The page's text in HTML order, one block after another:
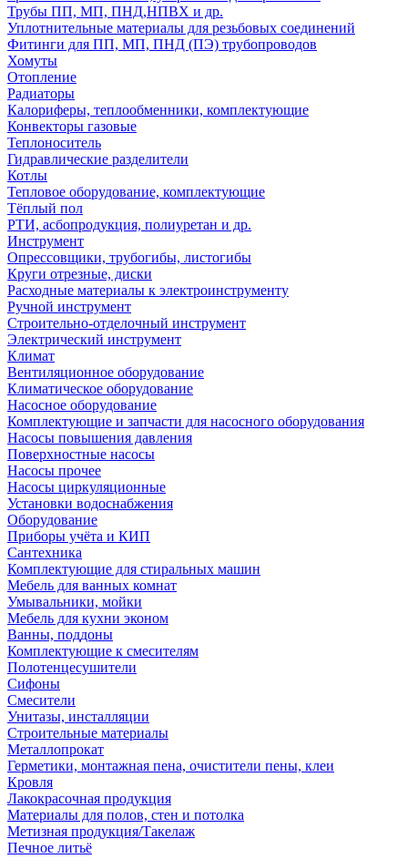
Трубы ПП, МП, ПНД,НПВХ и др.
Уплотнительные материалы для резьбовых соединений
Фитинги для ПП, МП, ПНД (ПЭ) трубопроводов
Хомуты
Отопление
Радиаторы
Калориферы, теплообменники, комплектующие
Конвекторы газовые
Теплоноситель
Гидравлические разделители
Котлы
Тепловое оборудование, комплектующие
Тёплый пол
РТИ, асбопродукция, полиуретан и др.
Инструмент
Опрессовщики, трубогибы, листогибы
Круги отрезные, диски
Расходные материалы к электроинструменту
Ручной инструмент
Строительно-отделочный инструмент
Электрический инструмент
Климат
Вентиляционное оборудование
Климатическое оборудование
Насосное оборудование
Комплектующие и запчасти для насосного оборудования
Насосы повышения давления
Поверхностные насосы
Насосы прочее
Насосы циркуляционные
Установки водоснабжения
Оборудование
Приборы учёта и КИП
Сантехника
Комплектующие для стиральных машин
Мебель для ванных комнат
Умывальники, мойки
Мебель для кухни эконом
Ванны, поддоны
Комплектующие к смесителям
Полотенцесушители
Сифоны
Смесители
Унитазы, инсталляции
Строительные материалы
Металлопрокат
Герметики, монтажная пена, очистители пены, клеи
Кровля
Лакокрасочная продукция
Материалы для полов, стен и потолка
Метизная продукция/Такелаж
Печное литьё